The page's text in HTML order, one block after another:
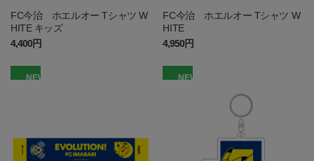
FC今治 ホエルオー Tシャツ W
HITE キッズ
4,400円
FC今治 ホエルオー Tシャツ W
HITE
4,950円
NEW NEW